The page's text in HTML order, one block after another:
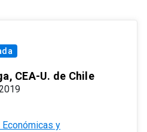
CEA-U. de Chile
y